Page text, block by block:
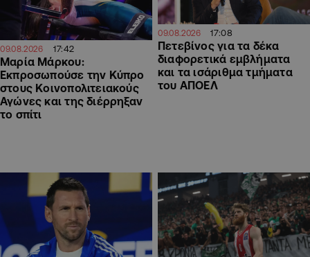
09.08.2026 17:42
Μαρία Μάρκου:
Εκπροσωπούσε την Κύπρο
στους Κοινοπολιτειακούς
Αγώνες και της διέρρηξαν
το σπίτι
09.08.2026 17:08
Πετεβίνος για τα δέκα
διαφορετικά εμβλήματα
και τα ισάριθμα τμήματα
του ΑΠΟΕΛ